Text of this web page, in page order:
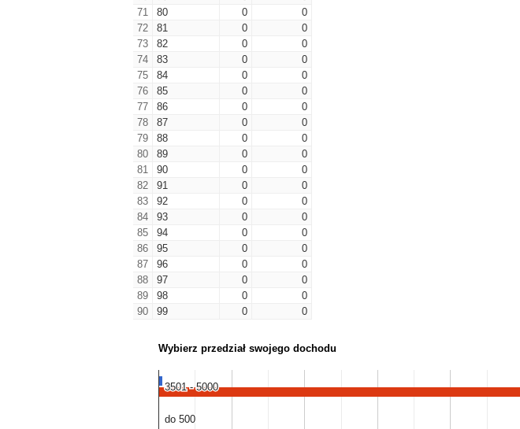
71
80 0
0
72
81 0
0
73
82 0
0
74
83 0
0
75
84 0
0
76
85 0
0
77
86 0
0
78
87 0
0
79
88 0
0
80
89 0
0
81
90 0
0
82
91 0
0
83
92 0
0
84
93 0
0
85
94 0
0
86
95 0
0
87
96 0
0
88
97 0
0
89
98 0
0
90
99 0 0
Wybierz przedział swojego dochodu
3501 - 5000
3501 - 5000
do 500
do 500